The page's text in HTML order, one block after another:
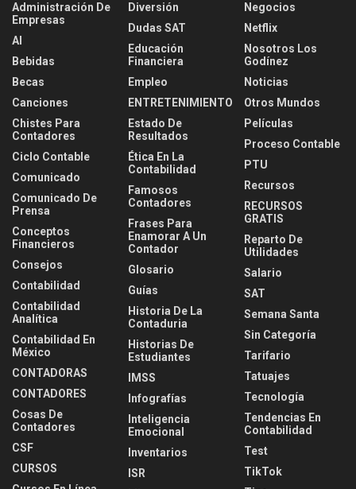
Administración De
Empresas
AI
Bebidas
Becas
Canciones
Chistes Para
Contadores
Ciclo Contable
Comunicado
Comunicado De
Prensa
Conceptos
Financieros
Consejos
Contabilidad
Contabilidad
Analítica
Contabilidad En
México
CONTADORAS
CONTADORES
Cosas De
Contadores
CSF
CURSOS
Diversión
Dudas SAT
Educación
Financiera
Empleo
ENTRETENIMIENTO
Estado De
Resultados
Ética En La
Contabilidad
Famosos
Contadores
Frases Para
Enamorar A Un
Contador
Glosario
Guías
Historia De La
Contaduria
Historias De
Estudiantes
IMSS
Infografías
Inteligencia
Emocional
Inventarios
ISR
Negocios
Netflix
Nosotros Los
Godínez
Noticias
Otros Mundos
Películas
Proceso Contable
PTU
Recursos
RECURSOS
GRATIS
Reparto De
Utilidades
Salario
SAT
Semana Santa
Sin Categoría
Tarifario
Tatuajes
Tecnología
Tendencias En
Contabilidad
Test
TikTok